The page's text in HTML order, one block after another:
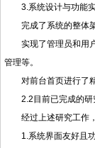
3.系统设计与功能
完成了系统的整体
实现了管理员和用
管理等。
对前台首页进行了
2.2目前已完成的研
经过上述研究工作
1.系统界面友好且